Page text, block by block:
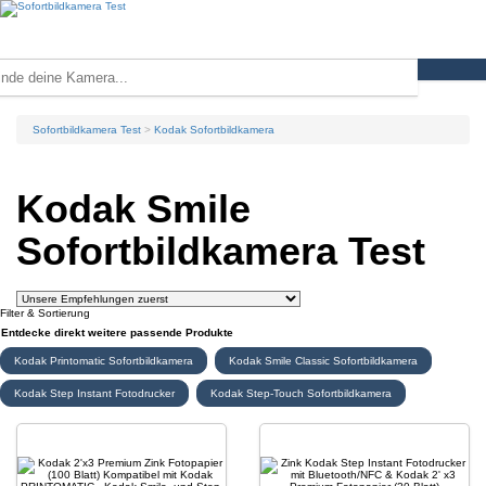
Sofortbildkamera Test Kodak Sofortbildkamera
Kodak Smile
Sofortbildkamera Test
Filter & Sortierung
Entdecke direkt weitere passende Produkte
Kodak Printomatic Sofortbildkamera Kodak Smile Classic Sofortbildkamera
Kodak Step Instant Fotodrucker Kodak Step-Touch Sofortbildkamera